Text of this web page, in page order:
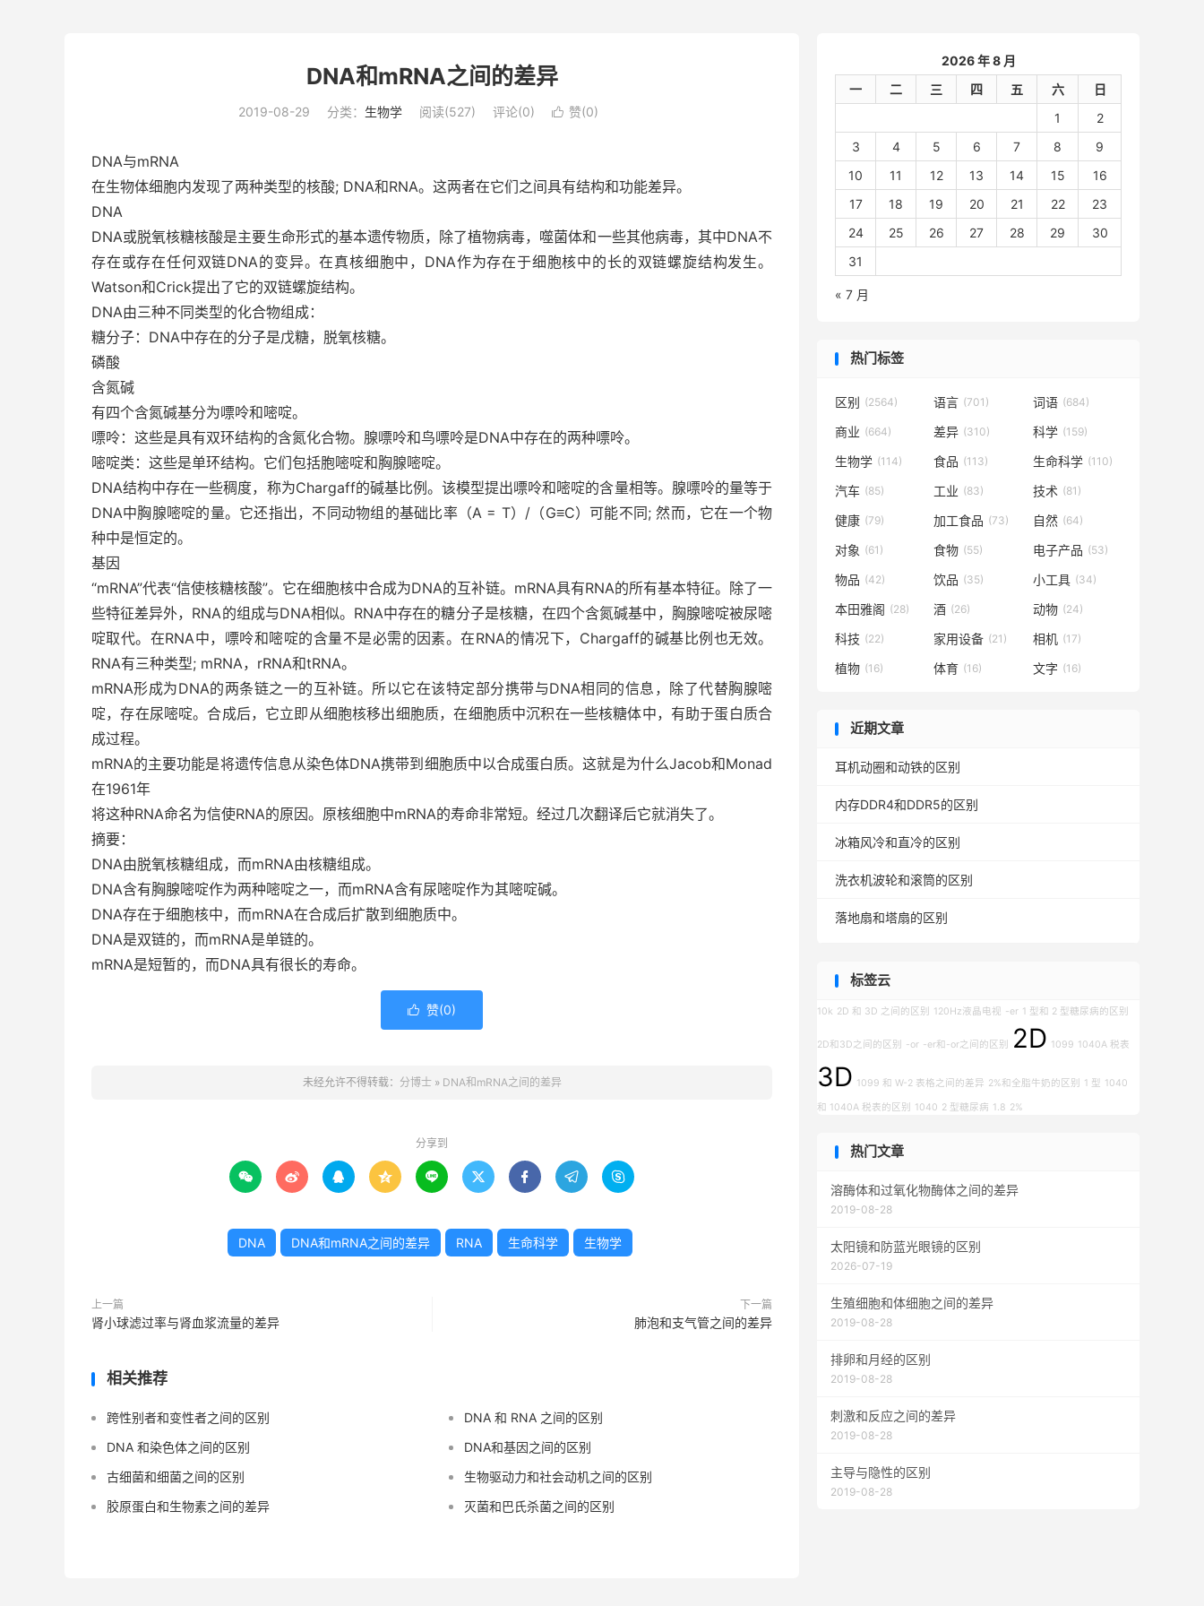
DNA和mRNA之间的差异
2019-08-29 分类： 生物学 阅读(527) 评论(0)  赞(0)
DNA与mRNA
在生物体细胞内发现了两种类型的核酸; DNA和RNA。这两者在它们之间具有结构和功能差异。
DNA
DNA或脱氧核糖核酸是主要生命形式的基本遗传物质，除了植物病毒，噬菌体和一些其他病毒，其中DNA不
存在或存在任何双链DNA的变异。在真核细胞中，DNA作为存在于细胞核中的长的双链螺旋结构发生。
Watson和Crick提出了它的双链螺旋结构。
DNA由三种不同类型的化合物组成：
糖分子：DNA中存在的分子是戊糖，脱氧核糖。
磷酸
含氮碱
有四个含氮碱基分为嘌呤和嘧啶。
嘌呤：这些是具有双环结构的含氮化合物。腺嘌呤和鸟嘌呤是DNA中存在的两种嘌呤。
嘧啶类：这些是单环结构。它们包括胞嘧啶和胸腺嘧啶。
DNA结构中存在一些稠度，称为Chargaff的碱基比例。该模型提出嘌呤和嘧啶的含量相等。腺嘌呤的量等于
DNA中胸腺嘧啶的量。它还指出，不同动物组的基础比率（A = T）/（G≡C）可能不同; 然而，它在一个物
种中是恒定的。
基因
“mRNA”代表“信使核糖核酸”。它在细胞核中合成为DNA的互补链。mRNA具有RNA的所有基本特征。除了一
些特征差异外，RNA的组成与DNA相似。RNA中存在的糖分子是核糖，在四个含氮碱基中，胸腺嘧啶被尿嘧
啶取代。在RNA中，嘌呤和嘧啶的含量不是必需的因素。在RNA的情况下，Chargaff的碱基比例也无效。
RNA有三种类型; mRNA，rRNA和tRNA。
mRNA形成为DNA的两条链之一的互补链。所以它在该特定部分携带与DNA相同的信息，除了代替胸腺嘧
啶，存在尿嘧啶。合成后，它立即从细胞核移出细胞质，在细胞质中沉积在一些核糖体中，有助于蛋白质合
成过程。
mRNA的主要功能是将遗传信息从染色体DNA携带到细胞质中以合成蛋白质。这就是为什么Jacob和Monad
在1961年
将这种RNA命名为信使RNA的原因。原核细胞中mRNA的寿命非常短。经过几次翻译后它就消失了。
摘要：
DNA由脱氧核糖组成，而mRNA由核糖组成。
DNA含有胸腺嘧啶作为两种嘧啶之一，而mRNA含有尿嘧啶作为其嘧啶碱。
DNA存在于细胞核中，而mRNA在合成后扩散到细胞质中。
DNA是双链的，而mRNA是单链的。
mRNA是短暂的，而DNA具有很长的寿命。
 赞(0)
未经允许不得转载： 分博士» DNA和mRNA之间的差异
分享到
        
DNA DNA和mRNA之间的差异 RNA 生命科学 生物学
上一篇
肾小球滤过率与肾血浆流量的差异
下一篇
肺泡和支气管之间的差异
相关推荐
跨性别者和变性者之间的区别
DNA 和 RNA 之间的区别
DNA 和染色体之间的区别
DNA和基因之间的区别
古细菌和细菌之间的区别
生物驱动力和社会动机之间的区别
胶原蛋白和生物素之间的差异
灭菌和巴氏杀菌之间的区别
2026 年 8 月
一
二 三 四 五 六
日
1
2
3
4 5 6 7 8
9
10
11 12 13 14 15
16
17
18 19 20 21 22
23
24
25 26 27 28 29
30
31
« 7 月
热门标签
区别 (2564) 语言 (701) 词语 (684)
商业 (664) 差异 (310) 科学 (159)
生物学 (114) 食品 (113) 生命科学 (110)
汽车 (85) 工业 (83) 技术 (81)
健康 (79) 加工食品 (73) 自然 (64)
对象 (61) 食物 (55) 电子产品 (53)
物品 (42) 饮品 (35) 小工具 (34)
本田雅阁 (28) 酒 (26) 动物 (24)
科技 (22) 家用设备 (21) 相机 (17)
植物 (16) 体育 (16) 文字 (16)
近期文章
耳机动圈和动铁的区别
内存DDR4和DDR5的区别
冰箱风冷和直冷的区别
洗衣机波轮和滚筒的区别
落地扇和塔扇的区别
标签云
10k 2D 和 3D 之间的区别 120Hz液晶电视 -er 1 型和 2 型糖尿病的区别
2D和3D之间的区别 -or -er和-or之间的区别 2D 1099 1040A 税表
3D 1099 和 W-2 表格之间的差异 2%和全脂牛奶的区别 1 型 1040
和 1040A 税表的区别 1040 2 型糖尿病 1.8 2%
热门文章
溶酶体和过氧化物酶体之间的差异
2019-08-28
太阳镜和防蓝光眼镜的区别
2026-07-19
生殖细胞和体细胞之间的差异
2019-08-28
排卵和月经的区别
2019-08-28
刺激和反应之间的差异
2019-08-28
主导与隐性的区别
2019-08-28